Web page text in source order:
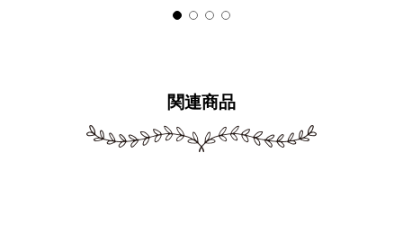
関連商品